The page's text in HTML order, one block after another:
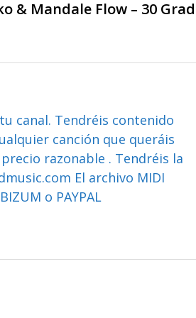
& Mandale Flow – 30
canal. Tendréis contenido
canción que queráis
razonable . Tendréis la
El archivo MIDI
o PAYPAL